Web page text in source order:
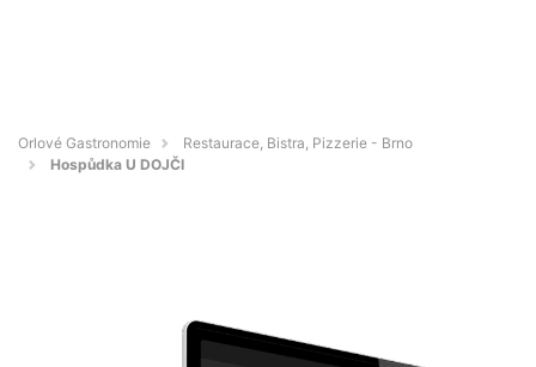
Orlové Gastronomie
Restaurace, Bistra, Pizzerie - Brno
Hospůdka U DOJČI